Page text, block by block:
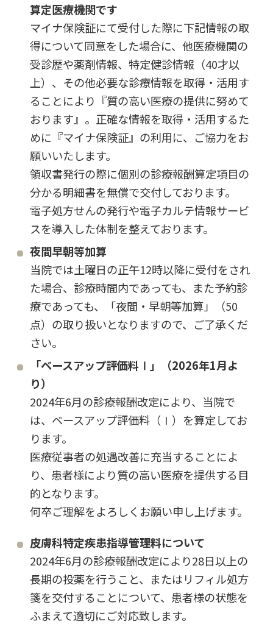
算定医療機関です
マイナ保険証にて受付した際に下記情報の取
得について同意をした場合に、他医療機関の
受診歴や薬剤情報、特定健診情報（40才以
上）、その他必要な診療情報を取得・活用す
ることにより『質の高い医療の提供に努めて
おります』。正確な情報を取得・活用するた
めに『マイナ保険証』の利用に、ご協力をお
願いいたします。
領収書発行の際に個別の診療報酬算定項目の
分かる明細書を無償で交付しております。
電子処方せんの発行や電子カルテ情報サービ
スを導入した体制を整えております。
夜間早朝等加算
当院では土曜日の正午12時以降に受付をされ
た場合、診療時間内であっても、また予約診
療であっても、「夜間・早朝等加算」（50
点）の取り扱いとなりますので、ご了承くだ
さい。
「ベースアップ評価料Ⅰ」（2026年1月よ
り）
2024年6月の診療報酬改定により、当院で
は、ベースアップ評価料（Ⅰ）を算定してお
ります。
医療従事者の処遇改善に充当することによ
り、患者様により質の高い医療を提供する目
的となります。
何卒ご理解をよろしくお願い申し上げます。
皮膚科特定疾患指導管理料について
2024年6月の診療報酬改定により28日以上の
長期の投薬を行うこと、またはリフィル処方
箋を交付することについて、患者様の状態を
ふまえて適切にご対応致します。